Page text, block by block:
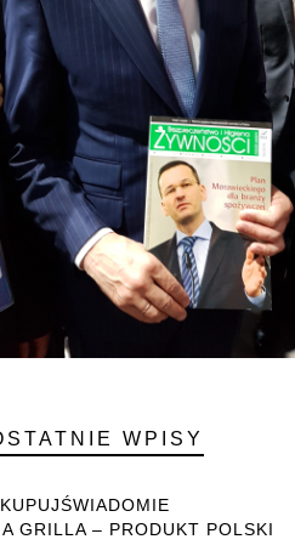
WPISY
GRILLA – PRODUKT POLSKI